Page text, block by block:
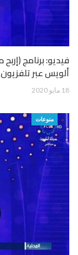
ألويس عبر
18 مايو 2020
منوعات